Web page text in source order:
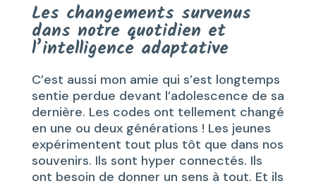
Les changements survenus
dans notre quotidien et
l’intelligence adaptative
C’est aussi mon amie qui s’est longtemps
sentie perdue devant l’adolescence de sa
dernière. Les codes ont tellement changé
en une ou deux générations ! Les jeunes
expérimentent tout plus tôt que dans nos
souvenirs. Ils sont hyper connectés. Ils
ont besoin de donner un sens à tout. Et ils